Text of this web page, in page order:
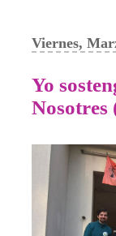
Viernes,
Yo
Nosotres